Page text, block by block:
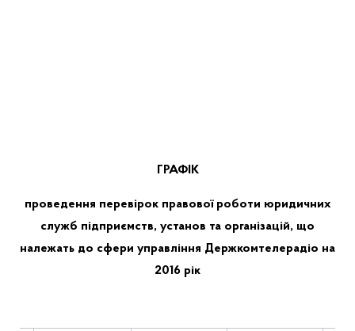
ГРАФІК
проведення перевірок правової роботи юридичних
служб підприємств, установ та організацій, що
належать до сфери управління Держкомтелерадіо на
2016 рік